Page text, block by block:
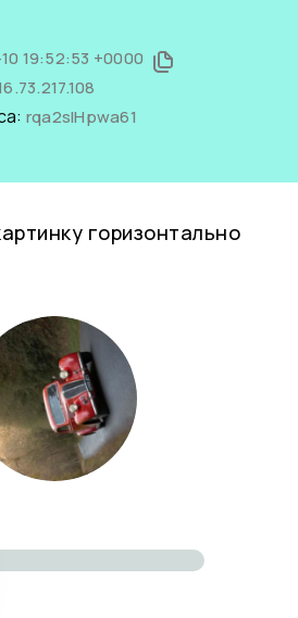
19:52:53 +0000
rqa2sIHpwa61
горизонтально